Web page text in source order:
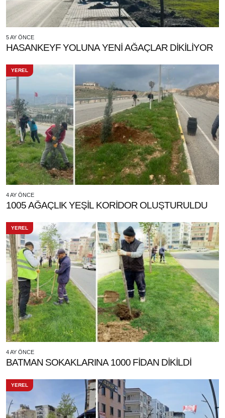
5 AY ÖNCE
HASANKEYF YOLUNA YENİ AĞAÇLAR DİKİLİYOR
YEREL
4 AY ÖNCE
1005 AĞAÇLIK YEŞİL KORİDOR OLUŞTURULDU
YEREL
4 AY ÖNCE
BATMAN SOKAKLARINA 1000 FİDAN DİKİLDİ
YEREL